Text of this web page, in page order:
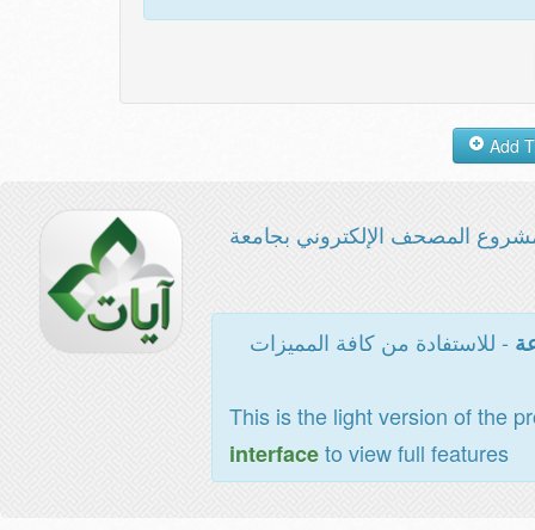
المصحف الإلكتروني بجامعة
- للاستفادة من كافة المميزات
This is the light version of the
interfaceto view full features